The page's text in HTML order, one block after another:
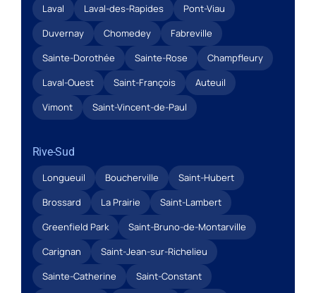
Laval Laval-des-Rapides
Pont-Viau
Duvernay
Chomedey
Fabreville
Sainte-Dorothée
Sainte-Rose
Champfleury
Laval-Ouest
Saint-François
Auteuil
Vimont
Saint-Vincent-de-Paul
Rive-Sud
Longueuil Boucherville
Saint-Hubert
Brossard
La Prairie
Saint-Lambert
Greenfield Park
Saint-Bruno-de-Montarville
Carignan
Saint-Jean-sur-Richelieu
Sainte-Catherine
Saint-Constant